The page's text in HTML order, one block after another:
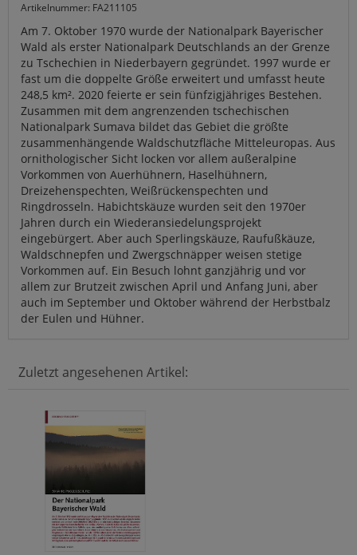
Artikelnummer: FA211105
Am 7. Oktober 1970 wurde der Nationalpark Bayerischer
Wald als erster Nationalpark Deutschlands an der Grenze
zu Tschechien in Niederbayern gegründet. 1997 wurde er
fast um die doppelte Größe erweitert und umfasst heute
248,5 km². 2020 feierte er sein fünfzigjähriges Bestehen.
Zusammen mit dem angrenzenden tschechischen
Nationalpark Sumava bildet das Gebiet die größte
zusammenhängende Waldschutzfläche Mitteleuropas. Aus
ornithologischer Sicht locken vor allem außeralpine
Vorkommen von Auerhühnern, Haselhühnern,
Dreizehenspechten, Weißrückenspechten und
Ringdrosseln. Habichtskäuze wurden seit den 1970er
Jahren durch ein Wiederansiedelungsprojekt
eingebürgert. Aber auch Sperlingskäuze, Raufußkäuze,
Waldschnepfen und Zwergschnäpper weisen stetige
Vorkommen auf. Ein Besuch lohnt ganzjährig und vor
allem zur Brutzeit zwischen April und Anfang Juni, aber
auch im September und Oktober während der Herbstbalz
der Eulen und Hühner.
Zuletzt angesehenen Artikel: